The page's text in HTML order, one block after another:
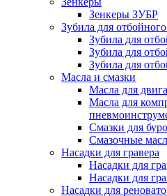
Зенкеры ЗУБР
Зубила для
Зубила для
Зубила для
Зубила для
Масла и смазки
Масла для
Масла для
Смазки для
Смазочные
Насадки для гравера
Насадки для
Насадки для
Насадки для